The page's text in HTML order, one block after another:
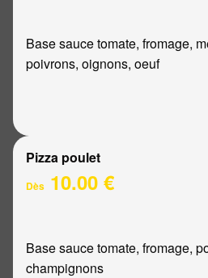
Base sauce tomate, fromage,
poivrons, oignons, oeuf
Pizza poulet
Dès 10.00 €
Base sauce tomate, fromage,
champignons